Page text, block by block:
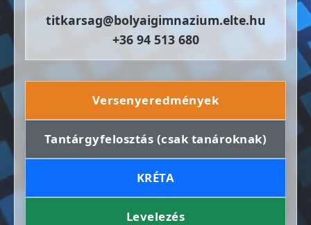
titkarsag@bolyaigimnazium.elte.hu
+36 94 513 680
Versenyeredmények
Tantárgyfelosztás (csak tanároknak)
KRÉTA
Levelezés